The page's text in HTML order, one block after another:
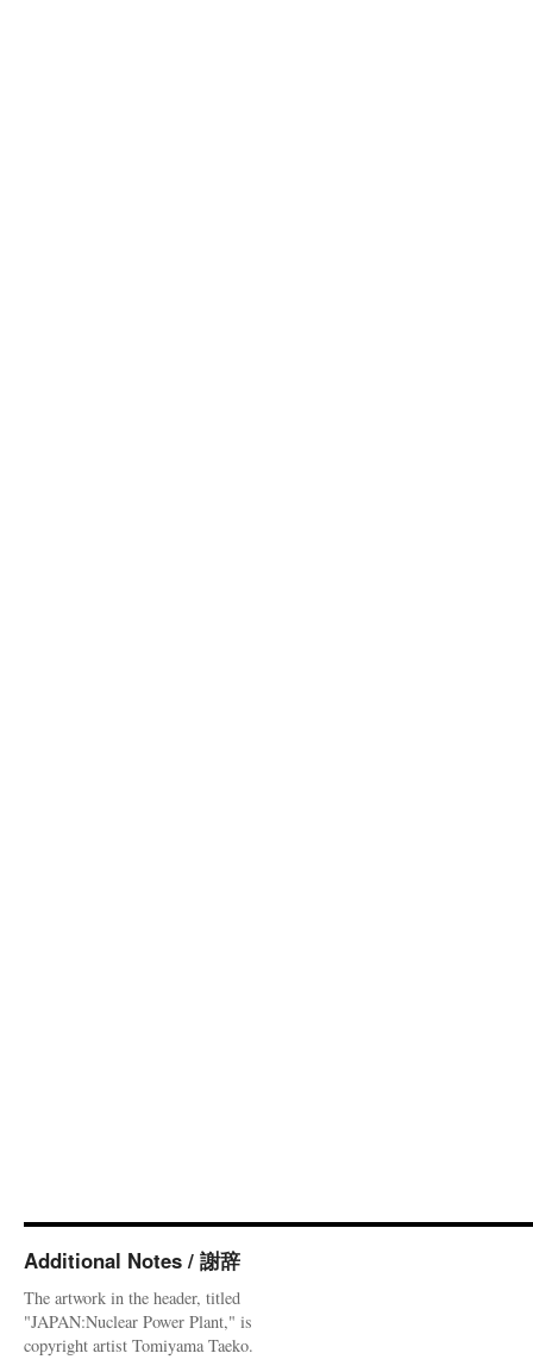
Additional Notes / 謝辞
The artwork in the header, titled
"JAPAN:Nuclear Power Plant," is
copyright artist Tomiyama Taeko.